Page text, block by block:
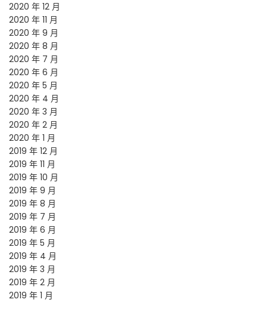
2020 年 12 月
2020 年 11 月
2020 年 9 月
2020 年 8 月
2020 年 7 月
2020 年 6 月
2020 年 5 月
2020 年 4 月
2020 年 3 月
2020 年 2 月
2020 年 1 月
2019 年 12 月
2019 年 11 月
2019 年 10 月
2019 年 9 月
2019 年 8 月
2019 年 7 月
2019 年 6 月
2019 年 5 月
2019 年 4 月
2019 年 3 月
2019 年 2 月
2019 年 1 月